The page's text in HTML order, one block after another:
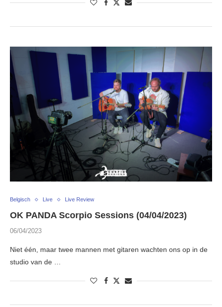
Belgisch Live Live Review
OK PANDA Scorpio Sessions (04/04/2023)
06/04/2023
Niet één, maar twee mannen met gitaren wachten ons op in de
studio van de …